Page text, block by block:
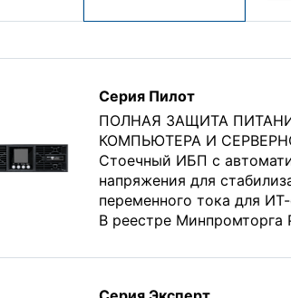
Серия Пилот
ПОЛНАЯ ЗАЩИТА
КОМПЬЮТЕРА И
Стоечный ИБП с
напряжения для
переменного тока для
В реестре Минпромторга